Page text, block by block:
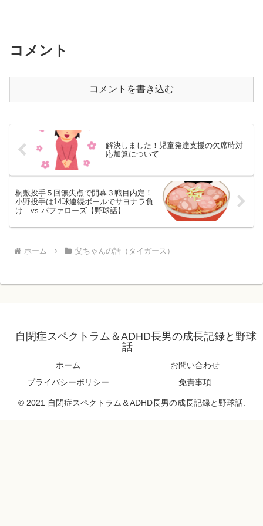
コメント
コメントを書き込む
解決しました！児童発達支援の欠席時対
応加算について
桐敷投手５回無失点で開幕３戦目内定！
小野投手は14球連続ボールでサヨナラ負
け…vs.バファローズ【野球話】
ホーム 父ちゃんの話（タイガース）
自閉症スペクトラム＆ADHD長男の成長記録と野球
話
ホーム
お問い合わせ
プライバシーポリシー
免責事項
© 2021 自閉症スペクトラム＆ADHD長男の成長記録と野球話.